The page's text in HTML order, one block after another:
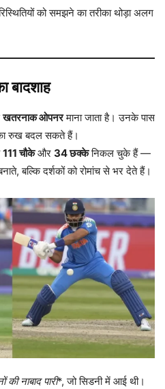
को समझने का तरीका थोड़ा अलग
बादशाह
खतरनाक ओपनरमाना जाता है। उनके पास
का रुख बदल सकते हैं।
111 चौकेऔर 34 छक्केनिकल चुके हैं —
बल्कि दर्शकों को रोमांच से भर देते हैं।
की नाबाद पारी*, जो सिडनी में आई थी।